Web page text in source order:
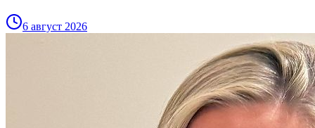
6 август 2026